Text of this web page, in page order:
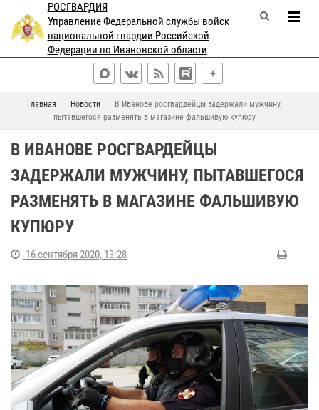
РОСГВАРДИЯ
Управление Федеральной службы войск
национальной гвардии Российской
Федерации по Ивановской области
Главная Новости
В Иванове росгвардейцы задержали мужчину,
пытавшегося разменять в магазине фальшивую купюру
В ИВАНОВЕ РОСГВАРДЕЙЦЫ
ЗАДЕРЖАЛИ МУЖЧИНУ, ПЫТАВШЕГОСЯ
РАЗМЕНЯТЬ В МАГАЗИНЕ ФАЛЬШИВУЮ
КУПЮРУ
16 сентября 2020, 13:28